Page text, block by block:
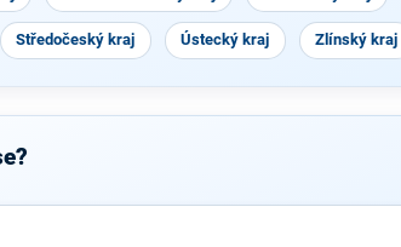
Středočeský kraj Ústecký kraj Zlínský kraj